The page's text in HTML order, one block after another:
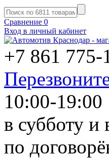
Сравнение 0
Вход в личный кабинет
+7 861 775-
10:00-19:00
в субботу и
по